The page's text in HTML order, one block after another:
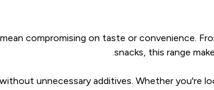
compromising on taste or convenience.
snacks, this range
unnecessary additives. Whether you're